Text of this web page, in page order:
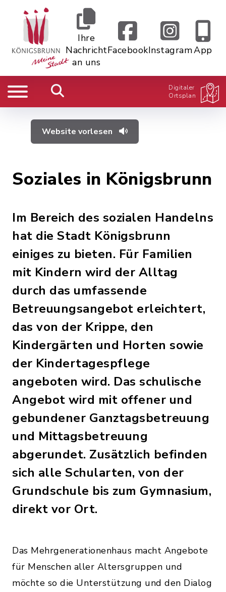
Ihre
Nachricht
an uns
FacebookInstagramApp
Digitaler
Ortsplan
Website vorlesen
Soziales in Königsbrunn
Im Bereich des sozialen Handelns
hat die Stadt Königsbrunn
einiges zu bieten. Für Familien
mit Kindern wird der Alltag
durch das umfassende
Betreuungsangebot erleichtert,
das von der Krippe, den
Kindergärten und Horten sowie
der Kindertagespflege
angeboten wird. Das schulische
Angebot wird mit offener und
gebundener Ganztagsbetreuung
und Mittagsbetreuung
abgerundet. Zusätzlich befinden
sich alle Schularten, von der
Grundschule bis zum Gymnasium,
direkt vor Ort.
Das Mehrgenerationenhaus macht Angebote
für Menschen aller Altersgruppen und
möchte so die Unterstützung und den Dialog